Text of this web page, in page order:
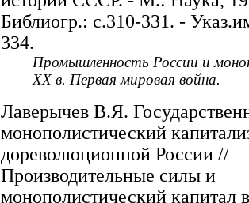
Библиогр.: с.310-331. -
334.
Промышленность России и
XX в. Первая мировая война.
Лаверычев В.Я.
монополистический
дореволюционной России //
Производительные силы и
монополистический капитал